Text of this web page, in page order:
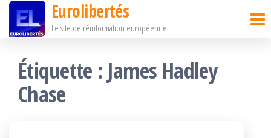
Passer
contenu
Eurolibertés
Le site de réinformation européenne
Étiquette : James Hadley
Chase